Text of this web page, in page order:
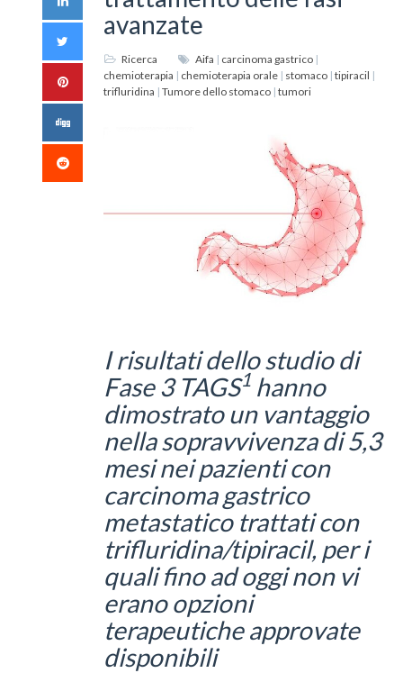
avanzate
Ricerca Aifa | carcinoma gastrico |
chemioterapia | chemioterapia orale | stomaco | tipiracil |
trifluridina | Tumore dello stomaco | tumori
I risultati dello studio di
Fase 3 TAGS1 hanno
dimostrato un vantaggio
nella sopravvivenza di 5,3
mesi nei pazienti con
carcinoma gastrico
metastatico trattati con
trifluridina/tipiracil, per i
quali fino ad oggi non vi
erano opzioni
terapeutiche approvate
disponibili